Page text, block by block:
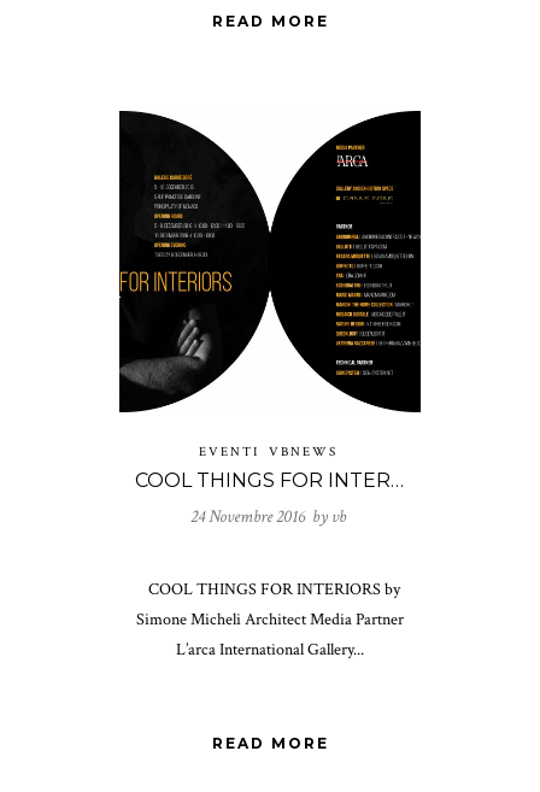
READ MORE
EVENTI VBNEWS
COOL THINGS FOR INTERIORS by Simone Micheli Architect
24 Novembre 2016 by vb
COOL THINGS FOR INTERIORS by
Simone Micheli Architect Media Partner
L’arca International Gallery...
READ MORE